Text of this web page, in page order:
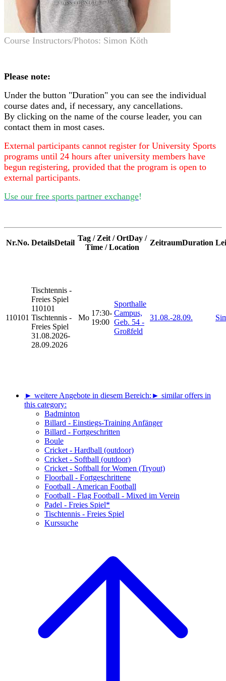
Course Instructors/Photos: Simon Köth
Please note:
Under the button "Duration" you can see the individual
course dates and, if necessary, any cancellations.
By clicking on the name of the course leader, you can
contact them in most cases.
External participants cannot register for University Sports
programs until 24 hours after university members have
begun registering, provided that the program is open to
external participants.
Use our free sports partner exchange!
Nr.No. DetailsDetail
Tag / Zeit / OrtDay /
Time / Location
ZeitraumDuration
110101
Tischtennis -
Freies Spiel
110101
Tischtennis -
Freies Spiel
31.08.2026-
28.09.2026
Mo
17:30-
19:00
Sporthalle
Campus,
Geb. 54 -
Großfeld
31.08.-28.09.
► weitere Angebote in diesem Bereich: ► similar offers in
this category:
Badminton
Billard - Einstiegs-Training Anfänger
Billard - Fortgeschritten
Boule
Cricket - Hardball (outdoor)
Cricket - Softball (outdoor)
Cricket - Softball for Women (Tryout)
Floorball - Fortgeschrittene
Football - American Football
Football - Flag Football - Mixed im Verein
Padel - Freies Spiel*
Tischtennis - Freies Spiel
Kurssuche